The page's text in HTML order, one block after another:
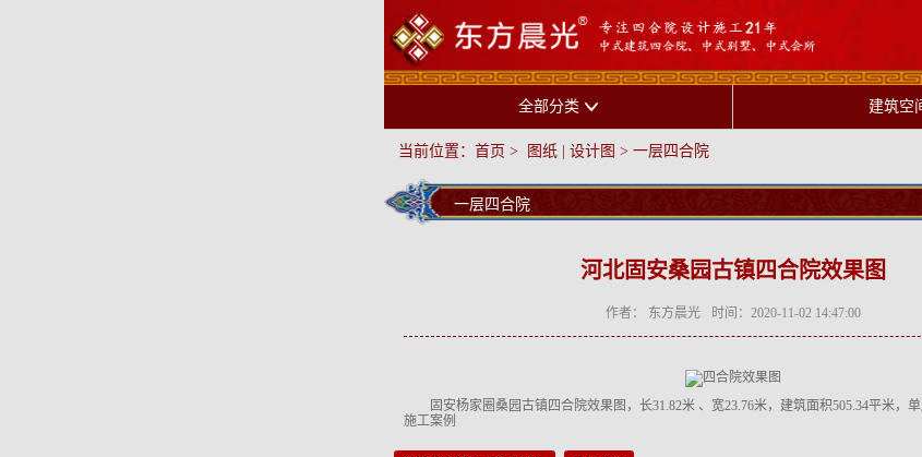
全部分类 建筑空
当前位置： 首页 > 图纸 | 设计图 > 一层四合院
一层四合院
河北固安桑园古镇四合院效果图
作者： 东方晨光 时间：2020-11-02 14:47:00
固安杨家圈桑园古镇四合院效果图，长31.82米 、宽23.76米，建筑面积505.34平米，
施工案例